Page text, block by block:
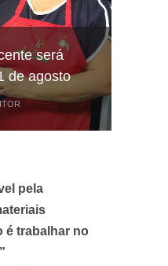
será
de agosto
de
câncer
pela
pela
é trabalhar no